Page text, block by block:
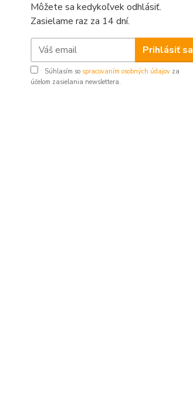
Môžete sa kedykoľvek odhlásiť.
Zasielame raz za 14 dní.
Prihlásiť sa
Súhlasím so spracovaním osobných údajov za
účelom zasielania newslettera.